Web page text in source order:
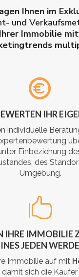
Ihnen im
und
Immobilie
IHR
individuelle
Einbeziehung
des
Umgebung.
IHRE IMMOBILIE
JEDEN
Immobilie auf mit
, damit sich die